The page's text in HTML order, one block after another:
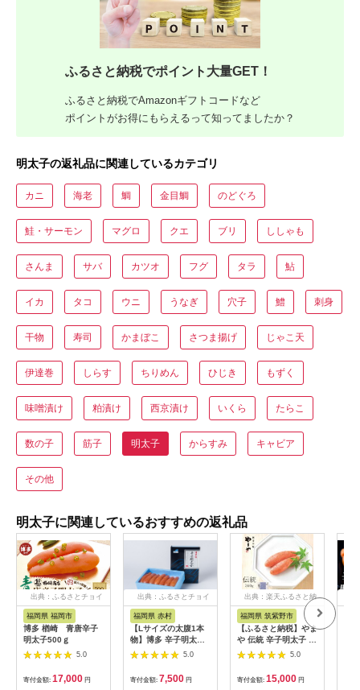
ふるさと納税でポイント大量GET！
ふるさと納税でAmazonギフトコードなど
ポイントがお得にもらえるって知ってましたか？
明太子の返礼品に関連しているカテゴリ
カニ 海老 鯛 金目鯛 のどぐろ
鮭・サーモン マグロ クエ ブリ ししゃも
さんま サバ カツオ フグ タラ 鮎
イカ タコ ウニ うなぎ 穴子 鱧 刺身
干物 寿司 かまぼこ さつま揚げ じゃこ天
伊達巻 しらす ちりめん ひじき もずく
味噌漬け 粕漬け 西京漬け いくら たらこ
数の子 筋子 明太子 からすみ キャビア
その他
明太子に関連しているおすすめの返礼品
出典：ふるさとチョイ
ス
福岡県 福岡市
博多 楢崎 青唐辛子
明太子500ｇ
5.0
寄付金額: 17,000 円
出典：ふるさとチョイ
ス
福岡県 赤村
【Lサイズの太腹1本
物】博多 辛子明太子
(無着色)500g 4R5
5.0
寄付金額: 7,500 円
出典：楽天ふるさと納
福岡県 筑紫野市
【ふるさと納税】やま
や 伝統 辛子明太子 純
米大吟醸仕込 360g /
やまや / 福岡県 筑紫
野市 [21760053] 明太
子 めんたいこ お惣菜
5.0
寄付金額: 15,000 円